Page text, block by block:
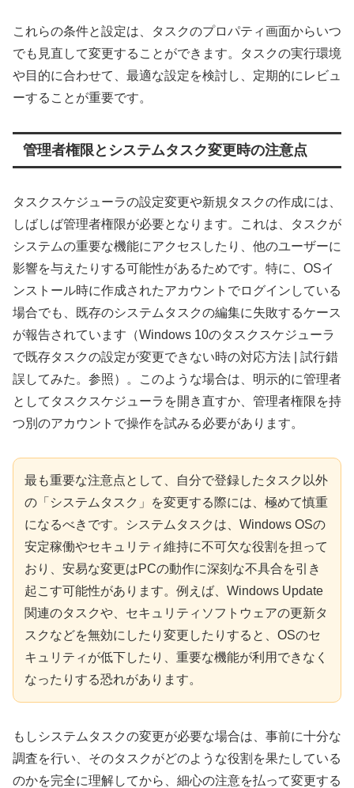
これらの条件と設定は、タスクのプロパティ画面からいつ
でも見直して変更することができます。タスクの実行環境
や目的に合わせて、最適な設定を検討し、定期的にレビュ
ーすることが重要です。
管理者権限とシステムタスク変更時の注意点
タスクスケジューラの設定変更や新規タスクの作成には、
しばしば管理者権限が必要となります。これは、タスクが
システムの重要な機能にアクセスしたり、他のユーザーに
影響を与えたりする可能性があるためです。特に、OSイ
ンストール時に作成されたアカウントでログインしている
場合でも、既存のシステムタスクの編集に失敗するケース
が報告されています（Windows 10のタスクスケジューラ
で既存タスクの設定が変更できない時の対応方法 | 試行錯
誤してみた。参照）。このような場合は、明示的に管理者
としてタスクスケジューラを開き直すか、管理者権限を持
つ別のアカウントで操作を試みる必要があります。
最も重要な注意点として、自分で登録したタスク以外
の「システムタスク」を変更する際には、極めて慎重
になるべきです。システムタスクは、Windows OSの
安定稼働やセキュリティ維持に不可欠な役割を担って
おり、安易な変更はPCの動作に深刻な不具合を引き
起こす可能性があります。例えば、Windows Update
関連のタスクや、セキュリティソフトウェアの更新タ
スクなどを無効にしたり変更したりすると、OSのセ
キュリティが低下したり、重要な機能が利用できなく
なったりする恐れがあります。
もしシステムタスクの変更が必要な場合は、事前に十分な
調査を行い、そのタスクがどのような役割を果たしている
のかを完全に理解してから、細心の注意を払って変更する